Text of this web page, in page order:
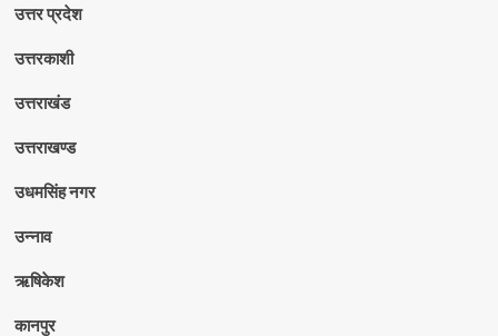
उत्तर प्रदेश
उत्तरकाशी
उत्तराखंड
उत्तराखण्ड
उधमसिंह नगर
उन्नाव
ऋषिकेश
कानपुर